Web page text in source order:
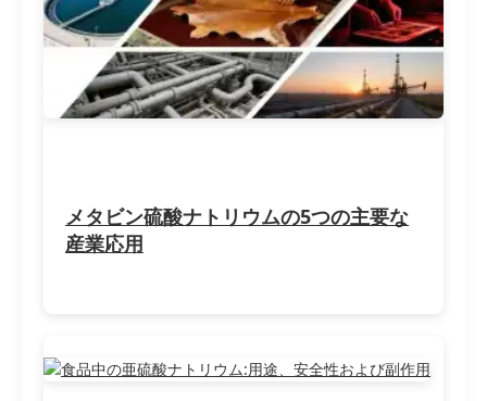
メタビン硫酸ナトリウムの5つの主要な
産業応用